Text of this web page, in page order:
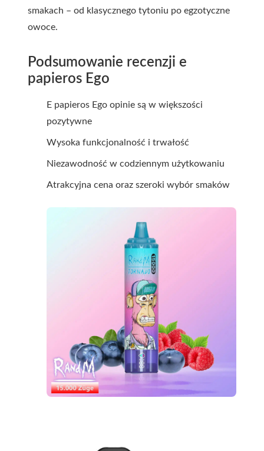
smakach – od klasycznego tytoniu po egzotyczne
owoce.
Podsumowanie recenzji e
papieros Ego
E papieros Ego opinie są w większości
pozytywne
Wysoka funkcjonalność i trwałość
Niezawodność w codziennym użytkowaniu
Atrakcyjna cena oraz szeroki wybór smaków